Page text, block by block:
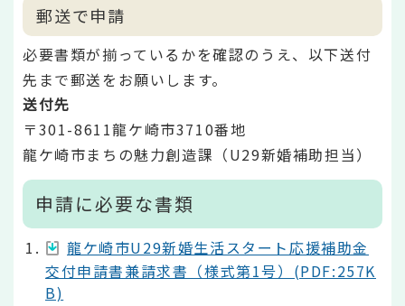
郵送で申請
必要書類が揃っているかを確認のうえ、以下送付
先まで郵送をお願いします。
送付先
〒301-8611龍ケ崎市3710番地
龍ケ崎市まちの魅力創造課（U29新婚補助担当）
申請に必要な書類
龍ケ崎市U29新婚生活スタート応援補助金
交付申請書兼請求書（様式第1号）(PDF:257K
B)